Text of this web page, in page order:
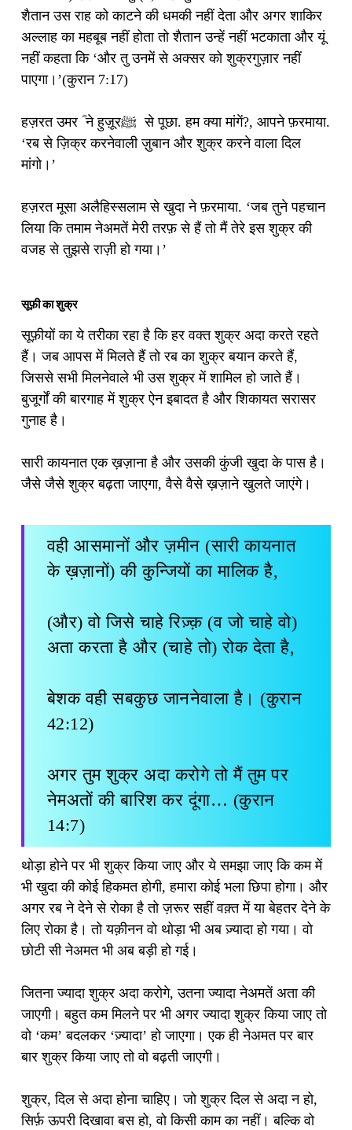
शैतान उस राह को काटने की धमकी नहीं देता और अगर शाकिर
अल्लाह का महबूब नहीं होता तो शैतान उन्हें नहीं भटकाता और यूं
नहीं कहता कि ‘और तु उनमें से अक्सर को शुक्रगुज़ार नहीं
पाएगा।’(कुरान 7:17)
हज़रत उमर ؓ ने हुज़ूरﷺ से पूछा. हम क्या मांगें?, आपने फ़रमाया.
‘रब से ज़िक्र करनेवाली ज़ुबान और शुक्र करने वाला दिल
मांगो।’
हज़रत मूसा अलैहिस्‍सलाम से खुदा ने फ़रमाया. ‘जब तुने पहचान
लिया कि तमाम नेअमतें मेरी तरफ़ से हैं तो मैं तेरे इस शुक्र की
वजह से तुझसे राज़ी हो गया।’
सूफ़ी का शुक्र
सूफ़ीयों का ये तरीका रहा है कि हर वक्त शुक्र अदा करते रहते
हैं। जब आपस में मिलते हैं तो रब का शुक्र बयान करते हैं,
जिससे सभी मिलनेवाले भी उस शुक्र में शामिल हो जाते हैं।
बुजूर्गों की बारगाह में शुक्र ऐन इबादत है और शिकायत सरासर
गुनाह है।
सारी कायनात एक ख़ज़ाना है और उसकी कुंजी खुदा के पास है।
जैसे जैसे शुक्र बढ़ता जाएगा, वैसे वैसे ख़ज़ाने खुलते जाएंगे।
वही आसमानों और ज़मीन (सारी कायनात
के ख़ज़ानों) की कुन्जियों का मालिक है,
(और) वो जिसे चाहे रिज़्क़ (व जो चाहे वो)
अता करता है और (चाहे तो) रोक देता है,
बेशक वही सबकुछ जाननेवाला है। (कुरान
42:12)
अगर तुम शुक्र अदा करोगे तो मैं तुम पर
नेमअतों की बारिश कर दूंगा… (कुरान
14:7)
थोड़ा होने पर भी शुक्र किया जाए और ये समझा जाए कि कम में
भी खुदा की कोई हिकमत होगी, हमारा कोई भला छिपा होगा। और
अगर रब ने देने से रोका है तो ज़रूर सहीं वक़्त में या बेहतर देने के
लिए रोका है। तो यक़ीनन वो थोड़ा भी अब ज़्यादा हो गया। वो
छोटी सी नेअमत भी अब बड़ी हो गई।
जितना ज्यादा शुक्र अदा करोगे, उतना ज्यादा नेअमतें अता की
जाएगी। बहुत कम मिलने पर भी अगर ज्यादा शुक्र किया जाए तो
वो ‘कम’ बदलकर ‘ज़्यादा’ हो जाएगा। एक ही नेअमत पर बार
बार शुक्र किया जाए तो वो बढ़ती जाएगी।
शुक्र, दिल से अदा होना चाहिए। जो शुक्र दिल से अदा न हो,
सिर्फ़ ऊपरी दिखावा बस हो, वो किसी काम का नहीं। बल्कि वो